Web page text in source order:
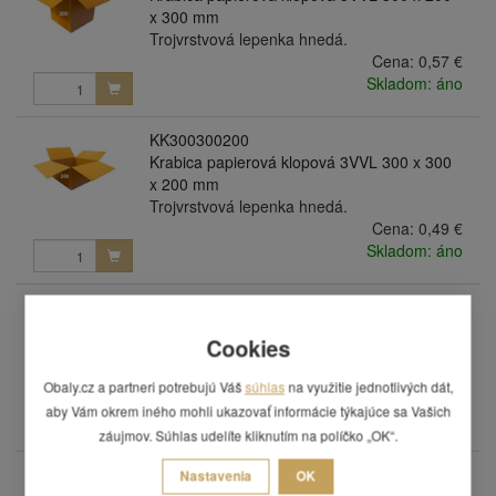
x 300 mm
Trojvrstvová lepenka hnedá.
Cena: 0,57 €
Skladom: áno
KK300300200
Krabica papierová klopová 3VVL 300 x 300
x 200 mm
Trojvrstvová lepenka hnedá.
Cena: 0,49 €
Skladom: áno
x 200 mm s rylom 100 mm
Cena:0,53 €
Skladom: áno
KK300300300
Cookies
Obaly.cz a partneri potrebujú Vášsúhlas na využitie jednotlivých dát,
aby Vám okrem iného mohli ukazovať informácie týkajúce sa Vašich
záujmov. Súhlas udelíte kliknutím na políčko „OK“.
Nastavenia OK